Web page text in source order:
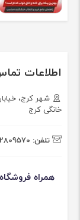
اطلاعات
خانگی کرج
تلفن:
همراه